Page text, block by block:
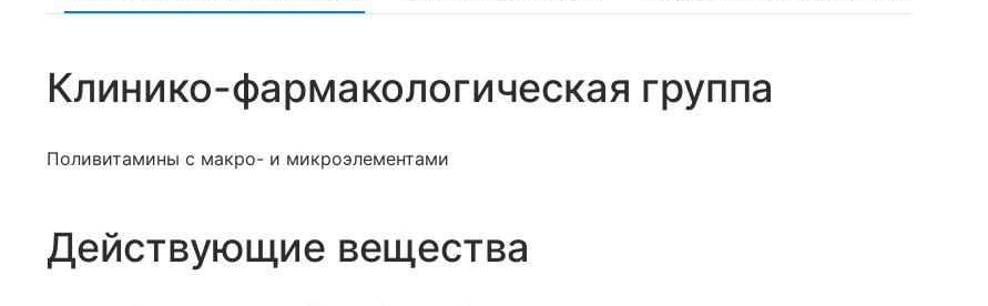
Клинико-фармакологическая группа
Поливитамины с макро- и микроэлементами
Действующие вещества